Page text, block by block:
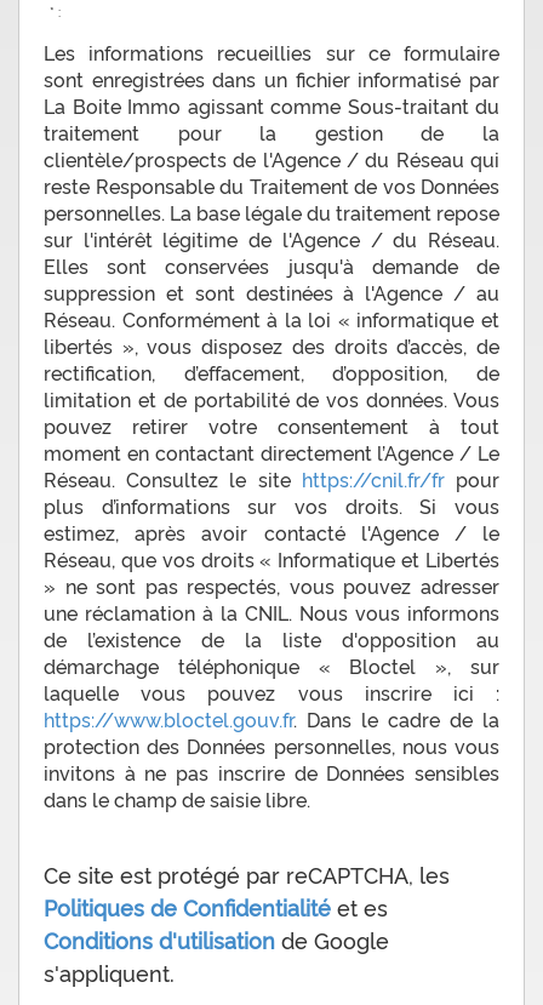
* :
Les informations recueillies sur ce formulaire
sont enregistrées dans un fichier informatisé par
La Boite Immo agissant comme Sous-traitant du
traitement pour la gestion de la
clientèle/prospects de l'Agence / du Réseau qui
reste Responsable du Traitement de vos Données
personnelles. La base légale du traitement repose
sur l'intérêt légitime de l'Agence / du Réseau.
Elles sont conservées jusqu'à demande de
suppression et sont destinées à l'Agence / au
Réseau. Conformément à la loi « informatique et
libertés », vous disposez des droits d’accès, de
rectification, d’effacement, d’opposition, de
limitation et de portabilité de vos données. Vous
pouvez retirer votre consentement à tout
moment en contactant directement l’Agence / Le
Réseau. Consultez le site https://cnil.fr/frpour
plus d’informations sur vos droits. Si vous
estimez, après avoir contacté l'Agence / le
Réseau, que vos droits « Informatique et Libertés
» ne sont pas respectés, vous pouvez adresser
une réclamation à la CNIL. Nous vous informons
de l’existence de la liste d'opposition au
démarchage téléphonique « Bloctel », sur
laquelle vous pouvez vous inscrire ici :
https://www.bloctel.gouv.fr. Dans le cadre de la
protection des Données personnelles, nous vous
invitons à ne pas inscrire de Données sensibles
dans le champ de saisie libre.
Ce site est protégé par reCAPTCHA, les
Politiques de Confidentialité et es
Conditions d'utilisation de Google
s'appliquent.